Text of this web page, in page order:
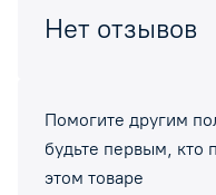
Помогите другим
будьте первым, кто
этом товаре
Нет отзывов